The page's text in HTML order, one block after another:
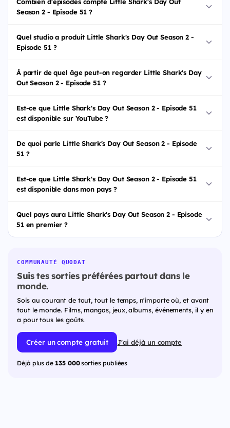
Season 2 - Episode 51 ?
Quel studio a produit Little Shark's Day Out Season 2 -
Episode 51 ?
À partir de quel âge peut-on regarder Little Shark's Day
Out Season 2 - Episode 51 ?
Est-ce que Little Shark's Day Out Season 2 - Episode 51
est disponible sur YouTube ?
De quoi parle Little Shark's Day Out Season 2 - Episode
51 ?
Est-ce que Little Shark's Day Out Season 2 - Episode 51
est disponible dans mon pays ?
Quel pays aura Little Shark's Day Out Season 2 - Episode
51 en premier ?
COMMUNAUTÉ QUODAT
Suis tes sorties préférées partout dans le
monde.
Sois au courant de tout, tout le temps, n'importe où, et avant
tout le monde. Films, mangas, jeux, albums, événements, il y en
a pour tous les goûts.
Créer un compte gratuit J'ai déjà un compte
Déjà plus de 135 000sorties publiées